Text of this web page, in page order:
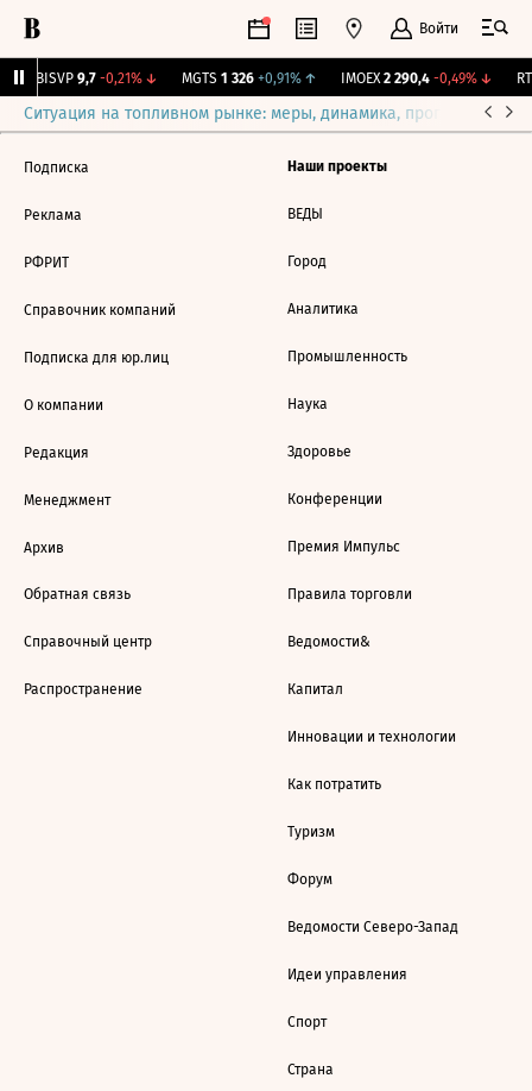
Войти
BISVP 9,7 -0,21%↓ MGTS 1 326 +0,91%↑ IMOEX 2 290,4 -0,49%↓
Ситуация на топливном рынке: меры, динамика, прогнозы
Подписка
Реклама
РФРИТ
Справочник компаний
Подписка для юр.лиц
О компании
Редакция
Менеджмент
Архив
Обратная связь
Справочный центр
Распространение
Наши проекты
ВЕДЫ
Город
Аналитика
Промышленность
Наука
Здоровье
Конференции
Премия Импульс
Правила торговли
Ведомости&
Капитал
Инновации и технологии
Как потратить
Туризм
Форум
Ведомости Северо-Запад
Идеи управления
Спорт
Страна